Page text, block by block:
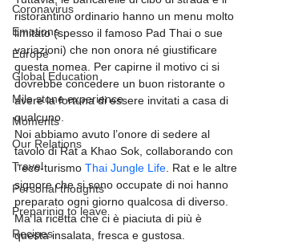
Coronavirus
Emotions
Europe
Global Education
Mile stone experience
Moments
Our Relations
Travel
Personal thoughts
Preparinig to leave
Recipes
ristorantino ordinario hanno un menu molto
limitato (spesso il famoso Pad Thai o sue
variazioni) che non onora né giustificare
questa nomea. Per capirne il motivo ci si
dovrebbe concedere un buon ristorante o
avere la fortuna di essere invitati a casa di
qualcuno.
Noi abbiamo avuto l’onore di sedere al
tavolo di Rat a Khao Sok, collaborando con
l’ eco-turismo Thai Jungle Life . Rat e le altre
signore che si sono occupate di noi hanno
preparato ogni giorno qualcosa di diverso.
Ma la ricetta che ci è piaciuta di più è
questa insalata, fresca e gustosa.